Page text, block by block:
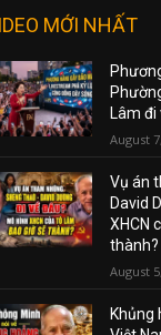
MỚI NHẤT
Lâm đi
August
Vụ án
David
XHCN
thành?
August
Khủng